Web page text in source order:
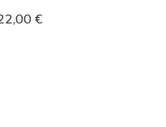
€